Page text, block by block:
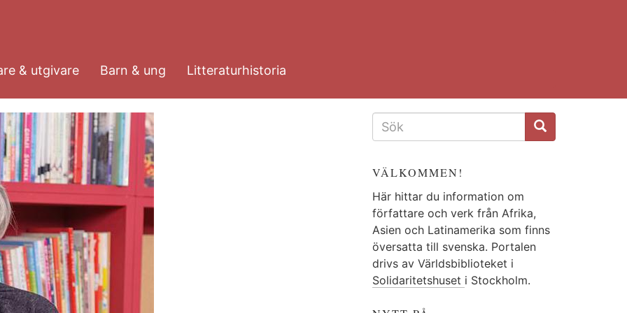
& utgivare Barn & ung Litteraturhistoria
SÖKFORMULÄR
VÄLKOMMEN!
Här hittar du information om
författare och verk från Afrika,
Asien och Latinamerika som finns
översatta till svenska. Portalen
drivs av Världsbiblioteket i
Solidaritetshuset i Stockholm.